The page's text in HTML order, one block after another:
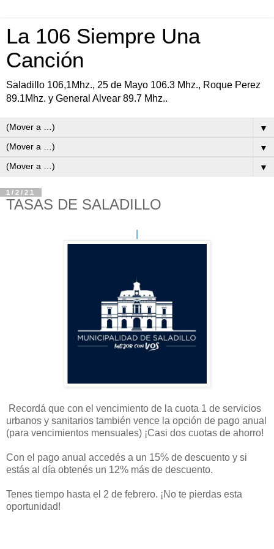
La 106 Siempre Una
Canción
Saladillo 106,1Mhz., 25 de Mayo 106.3 Mhz., Roque Perez
89.1Mhz. y General Alvear 89.7 Mhz..
▼
▼
▼
1/2/21
TASAS DE SALADILLO
Recordá que con el vencimiento de la cuota 1 de servicios
urbanos y sanitarios también vence la opción de pago anual
(para vencimientos mensuales) ¡Casi dos cuotas de ahorro!
Con el pago anual accedés a un 15% de descuento y si
estás al día obtenés un 12% más de descuento.
Tenes tiempo hasta el 2 de febrero. ¡No te pierdas esta
oportunidad!